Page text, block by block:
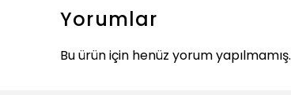
Yorumlar
Bu ürün için henüz yorum yapılmamış.